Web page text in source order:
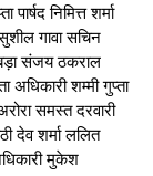
निमित्त शर्मा
गावा सचिन
संजय ठकराल
अधिकारी शम्मी गुप्ता
समस्त दरवारी
देव शर्मा ललित
मुकेश